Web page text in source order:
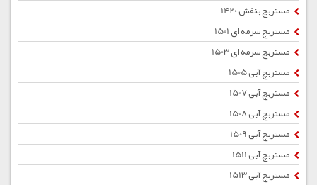
مستربچ بنفش 1420
مستربچ سرمه ای 1501
مستربچ سرمه ای 1503
مستربچ آبی 1505
مستربچ آبی 1507
مستربچ آبی 1508
مستربچ آبی 1509
مستربچ آبی 1511
مستربچ آبی 1513